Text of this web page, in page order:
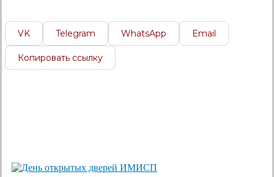
VK Telegram WhatsApp Email
Копировать ссылку